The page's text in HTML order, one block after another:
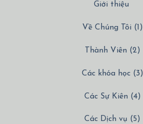
Giới thiệu
Về Chúng Tôi (1)
Thành Viên (2)
Các khóa học (3)
Các Sự Kiên (4)
Các Dịch vụ (5)